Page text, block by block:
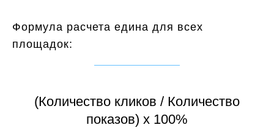
Формула расчета едина для всех
площадок:
(Количество кликов / Количество
показов) x 100%